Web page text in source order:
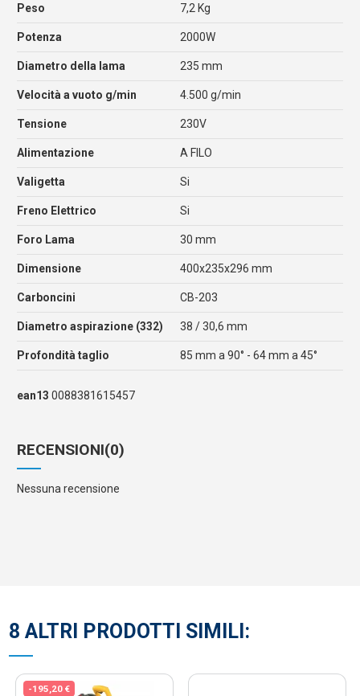
Peso 7,2 Kg
Potenza 2000W
Diametro della lama 235 mm
Velocità a vuoto g/min 4.500 g/min
Tensione 230V
Alimentazione A FILO
Valigetta Si
Freno Elettrico Si
Foro Lama 30 mm
Dimensione 400x235x296 mm
Carboncini CB-203
Diametro aspirazione (332) 38 / 30,6 mm
Profondità taglio 85 mm a 90° - 64 mm a 45°
ean13 0088381615457
RECENSIONI(0)
Nessuna recensione
8 ALTRI PRODOTTI SIMILI:
-195,20 €